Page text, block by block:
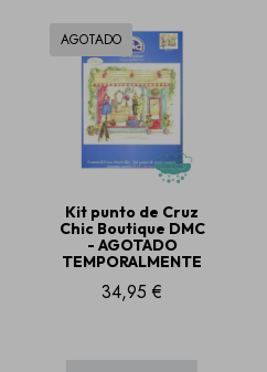
AGOTADO
Kit punto de Cruz
Chic Boutique DMC
- AGOTADO
TEMPORALMENTE
34,95 €